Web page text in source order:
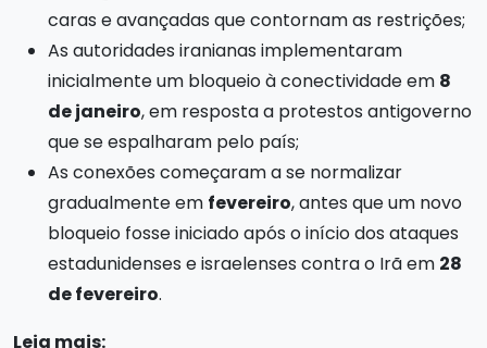
caras e avançadas que contornam as restrições;
As autoridades iranianas implementaram
inicialmente um bloqueio à conectividade em 8
de janeiro, em resposta a protestos antigoverno
que se espalharam pelo país;
As conexões começaram a se normalizar
gradualmente em fevereiro, antes que um novo
bloqueio fosse iniciado após o início dos ataques
estadunidenses e israelenses contra o Irã em 28
de fevereiro.
Leia mais: